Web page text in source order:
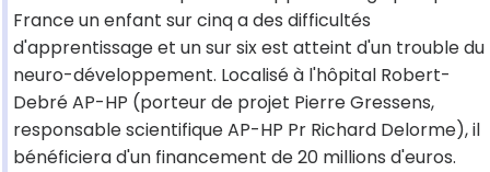
France un enfant sur cinq a des difficultés
d'apprentissage et un sur six est atteint d'un trouble du
neuro-développement. Localisé à l'hôpital Robert-
Debré AP-HP (porteur de projet Pierre Gressens,
responsable scientifique AP-HP Pr Richard Delorme), il
bénéficiera d'un financement de 20 millions d'euros.